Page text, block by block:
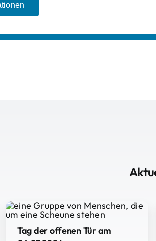
Tag der offenen Tür am